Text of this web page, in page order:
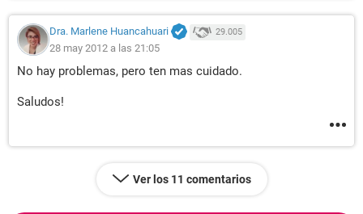
Dra. Marlene Huancahuari 29.005
28 may 2012 a las 21:05
No hay problemas, pero ten mas cuidado.
Saludos!
Ver los 11 comentarios